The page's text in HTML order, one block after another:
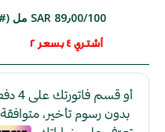
SAR 89٫00/100 مل (#1098148)
أشتري 4 بسعر 2